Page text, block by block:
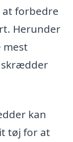
at forbedre
Herunder
mest
skrædder
kan
tøj for at